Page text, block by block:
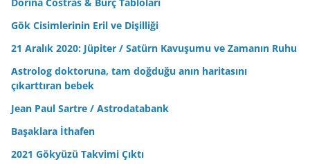
Gök Cisimlerinin Eril ve Dişilliği
21 Aralık 2020: Jüpiter / Satürn Kavuşumu ve Zamanın Ruhu
Astrolog doktoruna, tam doğduğu anın haritasını
çıkarttıran bebek
Jean Paul Sartre / Astrodatabank
Başaklara İthafen
2021 Gökyüzü Takvimi Çıktı